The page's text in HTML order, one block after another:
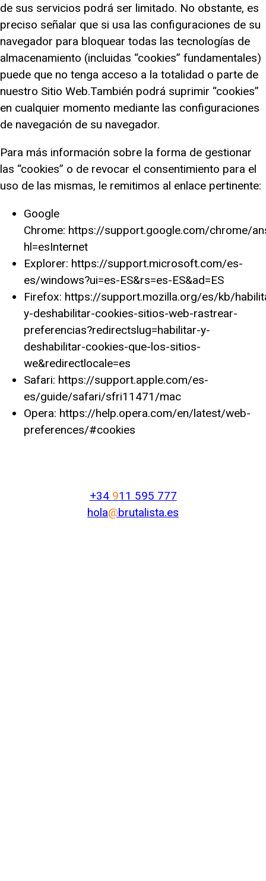
de sus servicios podrá ser limitado. No obstante, es
preciso señalar que si usa las configuraciones de su
navegador para bloquear todas las tecnologías de
almacenamiento (incluidas “cookies” fundamentales)
puede que no tenga acceso a la totalidad o parte de
nuestro Sitio Web.También podrá suprimir “cookies”
en cualquier momento mediante las configuraciones
de navegación de su navegador.
Para más información sobre la forma de gestionar
las “cookies” o de revocar el consentimiento para el
uso de las mismas, le remitimos al enlace pertinente:
Google
Chrome: https://support.google.com/chrome/
hl=esInternet
Explorer: https://support.microsoft.com/es-
es/windows?ui=es-ES&rs=es-ES&ad=ES
Firefox: https://support.mozilla.org/es/kb/
y-deshabilitar-cookies-sitios-web-rastrear-
preferencias?redirectslug=habilitar-y-
deshabilitar-cookies-que-los-sitios-
we&redirectlocale=es
Safari: https://support.apple.com/es-
es/guide/safari/sfri11471/mac
Opera: https://help.opera.com/en/latest/web-
preferences/#cookies
+34 911 595 777
hola@brutalista.es